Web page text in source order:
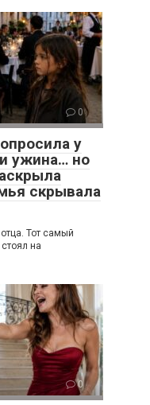
0
у
ужина… но
скрывала
Тот самый
на
0